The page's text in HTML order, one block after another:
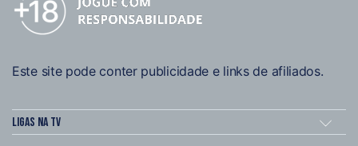
Este site pode conter publicidade e links de afiliados.
Ligas na TV